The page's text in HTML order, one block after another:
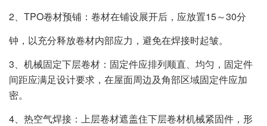
2、TPO卷材预铺：卷材在铺设展开后，应放置15～30分
钟，以充分释放卷材内部应力，避免在焊接时起皱。
3、机械固定下层卷材：固定件应排列顺直、均匀，固定件
间距应满足设计要求，在屋面周边及角部区域固定件应加
密。
4、热空气焊接：上层卷材遮盖住下层卷材机械紧固件，形